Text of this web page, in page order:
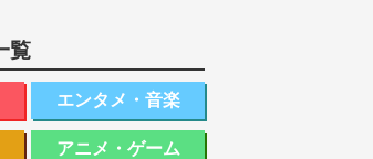
覧
エンタメ・音楽
アニメ・ゲーム